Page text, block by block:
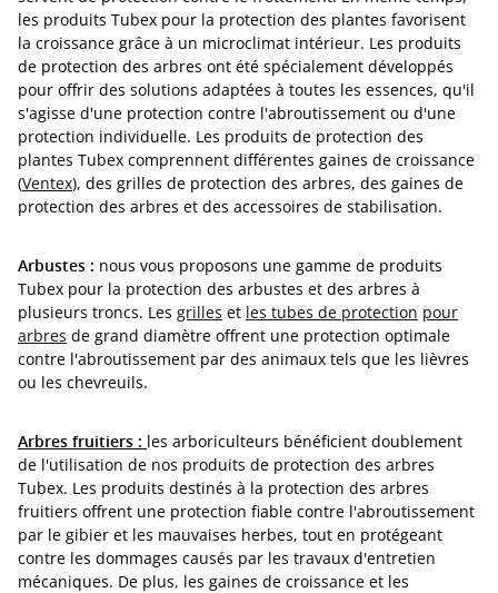
les produits Tubex pour la protection des plantes favorisent
la croissance grâce à un microclimat intérieur. Les produits
de protection des arbres ont été spécialement développés
pour offrir des solutions adaptées à toutes les essences, qu'il
s'agisse d'une protection contre l'abroutissement ou d'une
protection individuelle. Les produits de protection des
plantes Tubex comprennent différentes gaines de croissance
(Ventex), des grilles de protection des arbres, des gaines de
protection des arbres et des accessoires de stabilisation.
Arbustes : nous vous proposons une gamme de produits
Tubex pour la protection des arbustes et des arbres à
plusieurs troncs. Les grilles et les tubes de protection pour
arbres de grand diamètre offrent une protection optimale
contre l'abroutissement par des animaux tels que les lièvres
ou les chevreuils.
Arbres fruitiers : les arboriculteurs bénéficient doublement
de l'utilisation de nos produits de protection des arbres
Tubex. Les produits destinés à la protection des arbres
fruitiers offrent une protection fiable contre l'abroutissement
par le gibier et les mauvaises herbes, tout en protégeant
contre les dommages causés par les travaux d'entretien
mécaniques. De plus, les gaines de croissance et les